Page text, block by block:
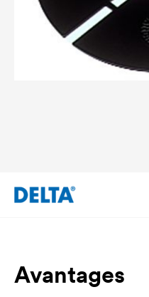
Avantages